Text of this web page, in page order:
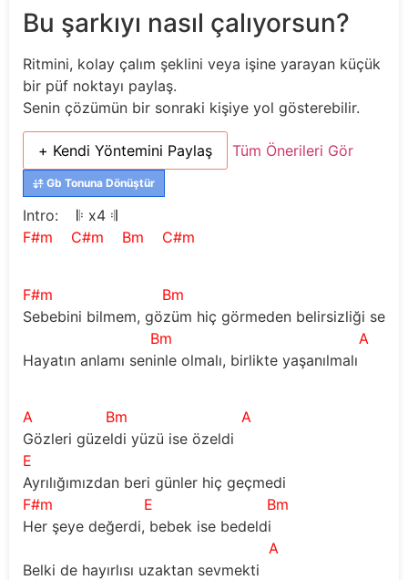
Bu şarkıyı nasıl çalıyorsun?
Ritmini, kolay çalım şeklini veya işine yarayan küçük
bir püf noktayı paylaş.
Senin çözümün bir sonraki kişiye yol gösterebilir.
+ Kendi Yöntemini Paylaş Tüm Önerileri Gör
Gb Tonuna Dönüştür
Intro: 𝄆 x4 𝄇
F#m
C#m Bm C#m
F#m
Bm
Sebebini bilmem, gözüm hiç görmeden belirsizliği
Bm
A
Hayatın anlamı seninle olmalı, birlikte yaşanılmalı
A Bm
A
Gözleri güzeldi yüzü ise özeldi
E
Ayrılığımızdan beri günler hiç geçmedi
F#m
E
Bm
Her şeye değerdi, bebek ise bedeldi
A
Belki de hayırlısı uzaktan sevmekti